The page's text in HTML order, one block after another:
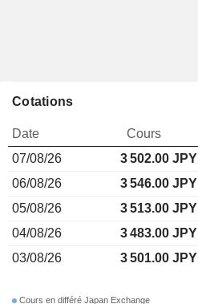
Cotations
Date Cours
07/08/26
3 502.00 JPY
06/08/26
3 546.00 JPY
05/08/26
3 513.00 JPY
04/08/26
3 483.00 JPY
03/08/26
3 501.00 JPY
Cours en différé Japan Exchange